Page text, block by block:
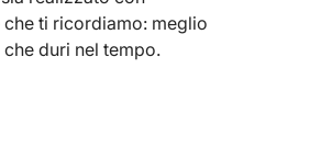
ti ricordiamo: meglio
duri nel tempo.